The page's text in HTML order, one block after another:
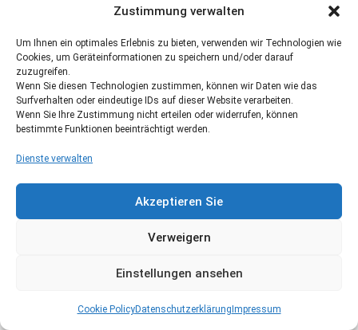
Zustimmung verwalten
Um Ihnen ein optimales Erlebnis zu bieten, verwenden wir Technologien wie
Cookies, um Geräteinformationen zu speichern und/oder darauf
zuzugreifen.
Wenn Sie diesen Technologien zustimmen, können wir Daten wie das
Surfverhalten oder eindeutige IDs auf dieser Website verarbeiten.
Wenn Sie Ihre Zustimmung nicht erteilen oder widerrufen, können
bestimmte Funktionen beeinträchtigt werden.
Dienste verwalten
Akzeptieren Sie
Verweigern
Einstellungen ansehen
Cookie PolicyDatenschutzerklärung Impressum